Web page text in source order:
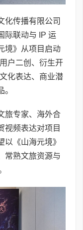
化传播有限公司
际联动与 IP 运
境》从项目启动
户二创、衍生开
化表达、商业潜
旅专家、海外合
视频表达对项目
《山海元境》
常熟文旅资源与